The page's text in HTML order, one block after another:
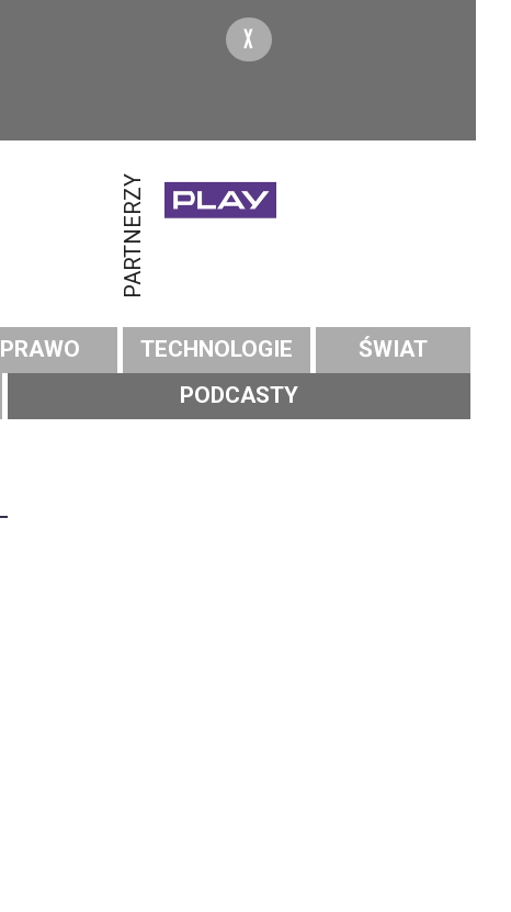
X
PARTNERZY
PRAWO TECHNOLOGIE
ŚWIAT
PODCASTY